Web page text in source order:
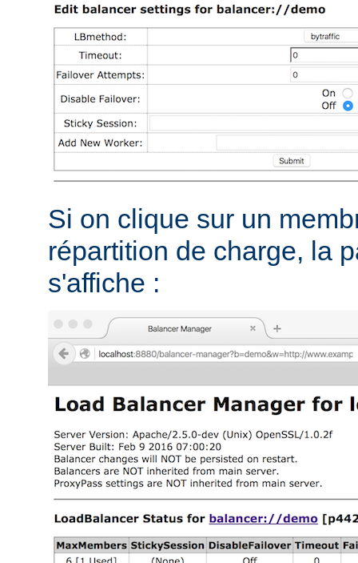
Si on clique sur un
répartition de charge, la
s'affiche :